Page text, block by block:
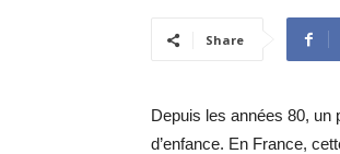
Share
Depuis les années 80, un
d’enfance. En France,